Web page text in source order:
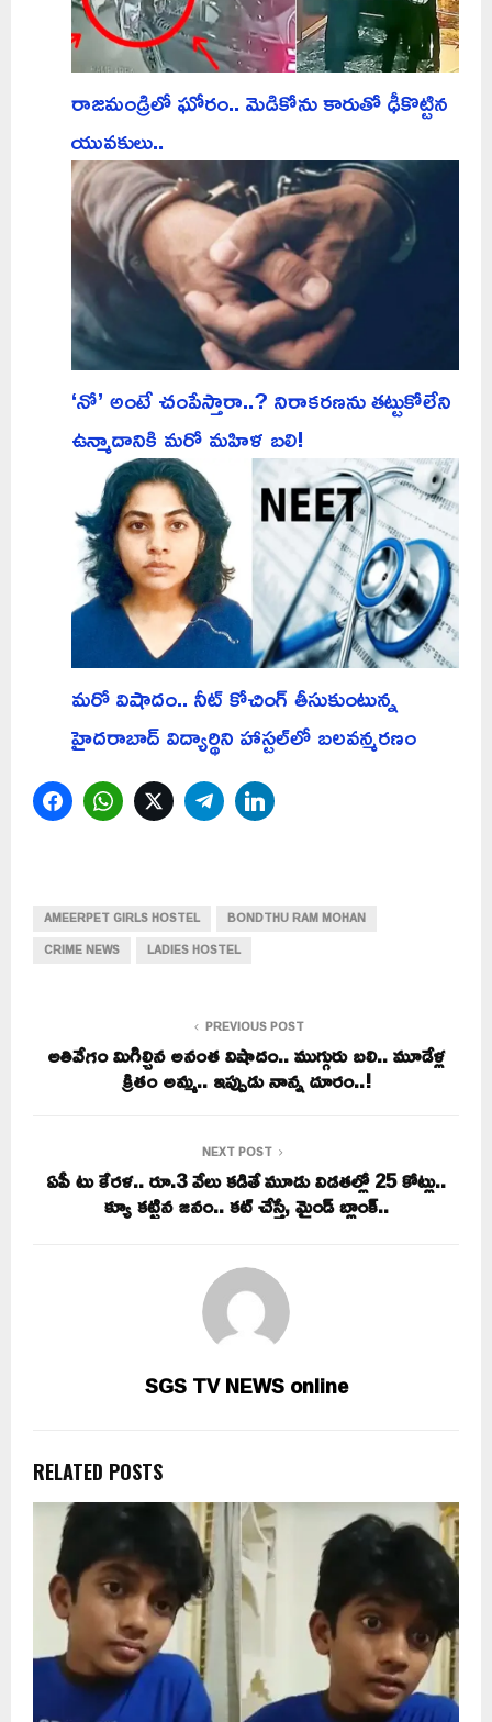
రాజమండ్రిలో ఘోరం.. మెడికోను కారుతో ఢీకొట్టిన
యువకులు..
‘నో’ అంటే చంపేస్తారా..? నిరాకరణను తట్టుకోలేని
ఉన్మాదానికి మరో మహిళ బలి!
మరో విషాదం.. నీట్ కోచింగ్ తీసుకుంటున్న
హైదరాబాద్ విద్యార్థిని హాస్టల్‌లో బలవన్మరణం
FacebookWhatsAppTwitterTelegram
AMEERPET GIRLS HOSTEL
BONDTHU RAM MOHAN
CRIME NEWS
LADIES HOSTEL
PREVIOUS POST
అతివేగం మిగిల్చిన అనంత విషాదం.. ముగ్గురు బలి.. మూడేళ్ల
క్రితం అమ్మ.. ఇప్పుడు నాన్న దూరం..!
NEXT POST
ఏపీ టు కేరళ.. రూ.3 వేలు కడితే మూడు విడతల్లో 25 కోట్లు..
క్యూ కట్టిన జనం.. కట్ చేస్తే, మైండ్ బ్లాంక్..
SGS TV NEWS online
RELATED POSTS